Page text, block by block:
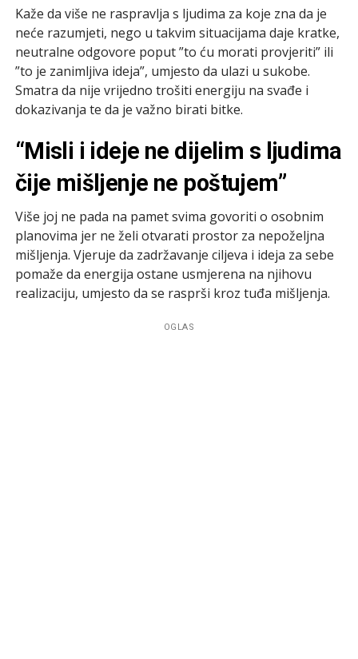
Kaže da više ne raspravlja s ljudima za koje zna da je
neće razumjeti, nego u takvim situacijama daje kratke,
neutralne odgovore poput ”to ću morati provjeriti” ili
”to je zanimljiva ideja”, umjesto da ulazi u sukobe.
Smatra da nije vrijedno trošiti energiju na svađe i
dokazivanja te da je važno birati bitke.
“Misli i ideje ne dijelim s ljudima
čije mišljenje ne poštujem”
Više joj ne pada na pamet svima govoriti o osobnim
planovima jer ne želi otvarati prostor za nepoželjna
mišljenja. Vjeruje da zadržavanje ciljeva i ideja za sebe
pomaže da energija ostane usmjerena na njihovu
realizaciju, umjesto da se rasprši kroz tuđa mišljenja.
OGLAS